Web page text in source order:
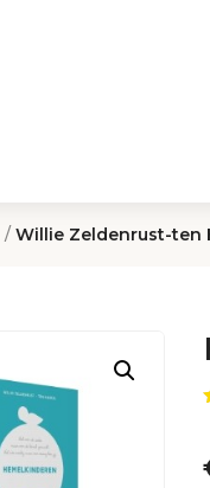
/Willie Zeldenrust-ten